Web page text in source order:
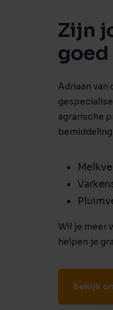
Zijn
Adriaan van
agrarische
Wil je meer
helpen je
Bekijk